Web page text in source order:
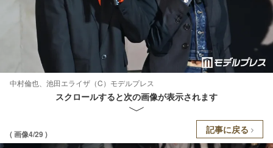
中村倫也、池田エライザ（C）モデルプレス
スクロールすると次の画像が表示されます
( 画像4/29 ) 記事に戻る